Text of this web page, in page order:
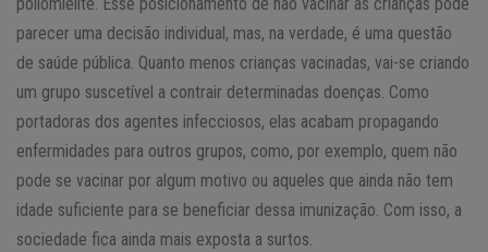
parecer uma decisão individual, mas, na verdade, é uma questão
de saúde pública. Quanto menos crianças vacinadas, vai-se criando
um grupo suscetível a contrair determinadas doenças. Como
portadoras dos agentes infecciosos, elas acabam propagando
enfermidades para outros grupos, como, por exemplo, quem não
pode se vacinar por algum motivo ou aqueles que ainda não tem
idade suficiente para se beneficiar dessa imunização. Com isso, a
sociedade fica ainda mais exposta a surtos.